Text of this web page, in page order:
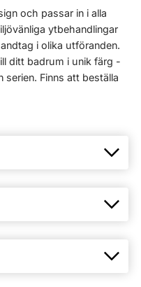
och passar in i alla
ytbehandlingar
i olika utföranden.
ditt badrum i unik färg -
serien. Finns att beställa